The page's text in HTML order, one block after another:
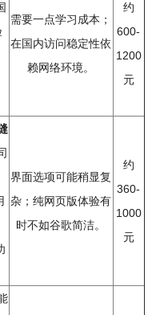
需要一点学习成本；
在国内访问稳定性依
赖网络环境。
约
600-
1200
元
界面选项可能稍显复
杂；纯网页版体验有
时不如谷歌简洁。
约
360-
1000
元